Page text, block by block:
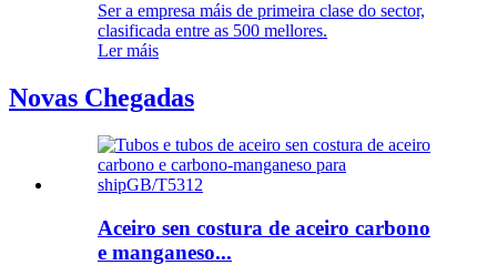
Ser a empresa máis de primeira clase do sector,
clasificada entre as 500 mellores.
Ler máis
Novas Chegadas
Aceiro sen costura de aceiro carbono
e manganeso...